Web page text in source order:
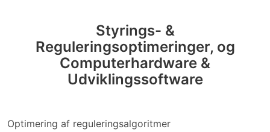
Styrings- &
Reguleringsoptimeringer, og
Computerhardware &
Udviklingssoftware
Optimering af reguleringsalgoritmer